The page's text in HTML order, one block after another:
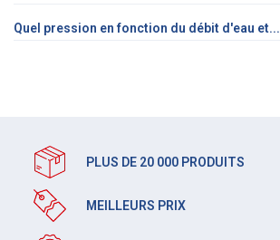
Quel pression en fonction du débit d'eau et...
PLUS DE 20 000 PRODUITS
MEILLEURS PRIX